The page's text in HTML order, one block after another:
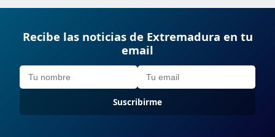
Recibe las noticias de Extremadura en tu
email
Suscribirme